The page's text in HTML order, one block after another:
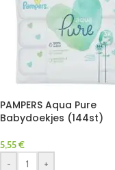
PAMPERS Aqua Pure
Babydoekjes (144st)
5,55€
-
+